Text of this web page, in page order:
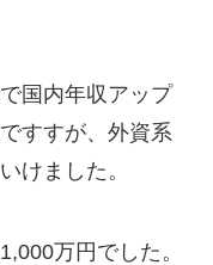
国内年収アップ
すすが、外資系
けました。
万円でした。